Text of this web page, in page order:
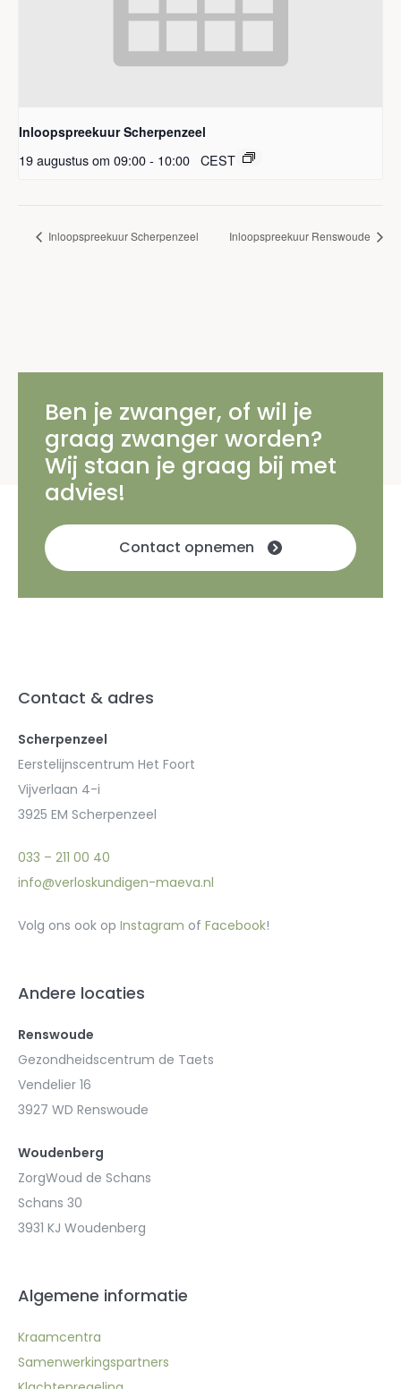
Inloopspreekuur Scherpenzeel
19 augustus om 09:00- 10:00 CEST
Inloopspreekuur Scherpenzeel Inloopspreekuur Renswoude
Ben je zwanger, of wil je
graag zwanger worden?
Wij staan je graag bij met
advies!
Contact opnemen
Contact & adres
Scherpenzeel
Eerstelijnscentrum Het Foort
Vijverlaan 4-i
3925 EM Scherpenzeel
033 – 211 00 40
info@verloskundigen-maeva.nl
Volg ons ook op Instagram of Facebook!
Andere locaties
Renswoude
Gezondheidscentrum de Taets
Vendelier 16
3927 WD Renswoude
Woudenberg
ZorgWoud de Schans
Schans 30
3931 KJ Woudenberg
Algemene informatie
Kraamcentra
Samenwerkingspartners